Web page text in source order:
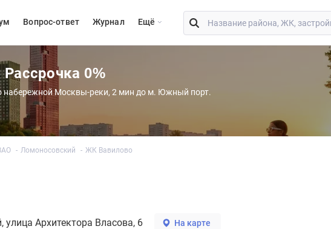
Вопрос-ответ Журнал Eщё
0%
набережной Москвы-реки, 2 мин до м. Южный порт.
Ломоносовский ЖК Вавилово
улица Архитектора Власова, 6 На карте